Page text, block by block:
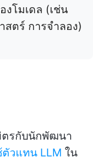
งโมเดล (เช่น
ตร์ การจำลอง)
ตรกับนักพัฒนา
วแทน LLM ใน